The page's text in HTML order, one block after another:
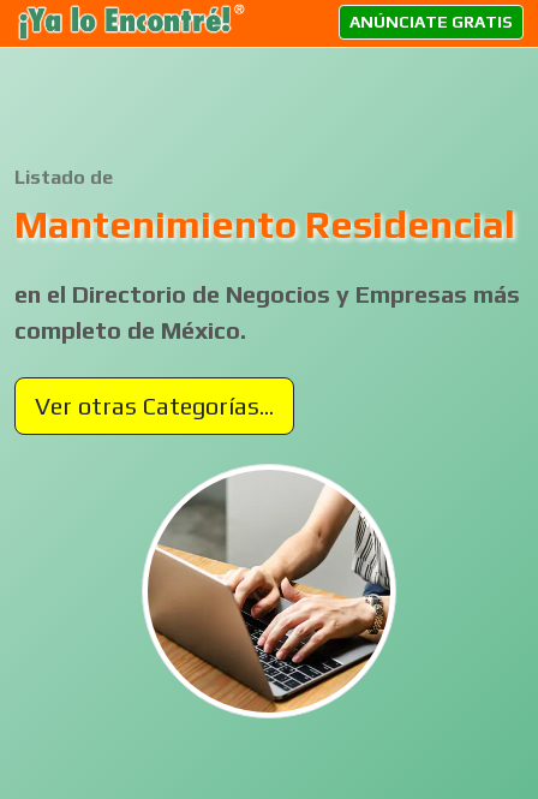
ANÚNCIATE GRATIS
Listado de
Mantenimiento Residencial
en el Directorio de Negocios y Empresas más
completo de México.
Ver otras Categorías...